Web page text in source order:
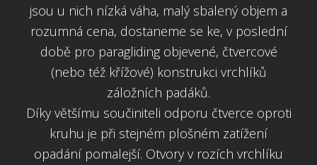
jsou u nich nízká váha, malý sbalený objem a
rozumná cena, dostaneme se ke, v poslední
době pro paragliding objevené, čtvercové
(nebo též křížové) konstrukci vrchlíků
záložních padáků.
Díky většímu součiniteli odporu čtverce oproti
kruhu je při stejném plošném zatížení
opadání pomalejší. Otvory v rozích vrchlíku